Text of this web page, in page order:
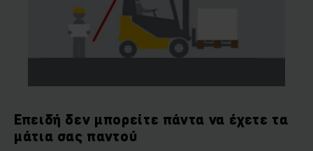
Επειδή δεν μπορείτε πάντα να έχετε τα
μάτια σας παντού